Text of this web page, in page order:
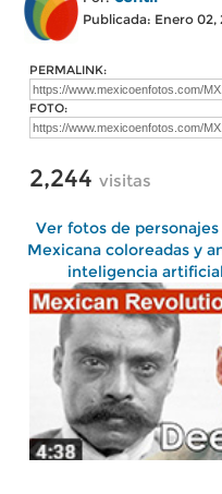
Publicada: Enero 02,
PERMALINK:
FOTO:
2,244 visitas
Ver fotos de
Mexicana coloreadas y
inteligencia